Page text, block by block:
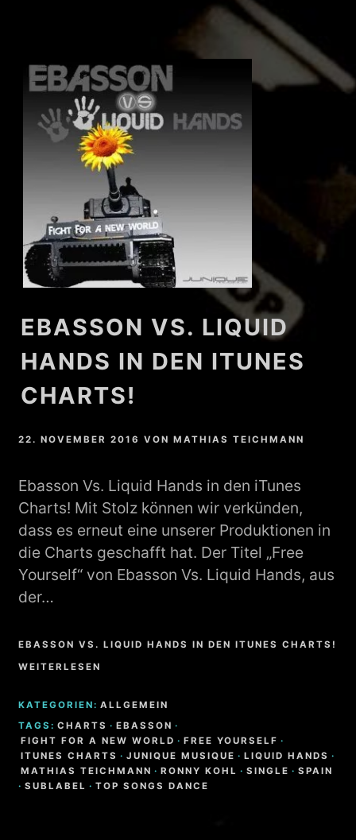
EBASSON VS. LIQUID
HANDS IN DEN ITUNES
CHARTS!
22. NOVEMBER 2016 VONMATHIAS TEICHMANN
Ebasson Vs. Liquid Hands in den iTunes
Charts! Mit Stolz können wir verkünden,
dass es erneut eine unserer Produktionen in
die Charts geschafft hat. Der Titel „Free
Yourself“ von Ebasson Vs. Liquid Hands, aus
der…
EBASSON VS. LIQUID HANDS IN DEN ITUNES CHARTS!
WEITERLESEN
KATEGORIEN: ALLGEMEIN
TAGS: CHARTS · EBASSON ·
FIGHT FOR A NEW WORLD · FREE YOURSELF ·
ITUNES CHARTS · JUNIQUE MUSIQUE · LIQUID HANDS ·
MATHIAS TEICHMANN · RONNY KOHL · SINGLE · SPAIN
· SUBLABEL · TOP SONGS DANCE